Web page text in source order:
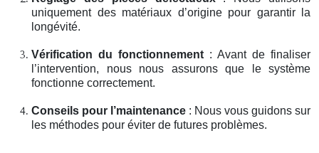
uniquement des matériaux d’origine pour garantir la
longévité.
Vérification du fonctionnement : Avant de finaliser
l’intervention, nous nous assurons que le système
fonctionne correctement.
Conseils pour l’maintenance : Nous vous guidons sur
les méthodes pour éviter de futures problèmes.